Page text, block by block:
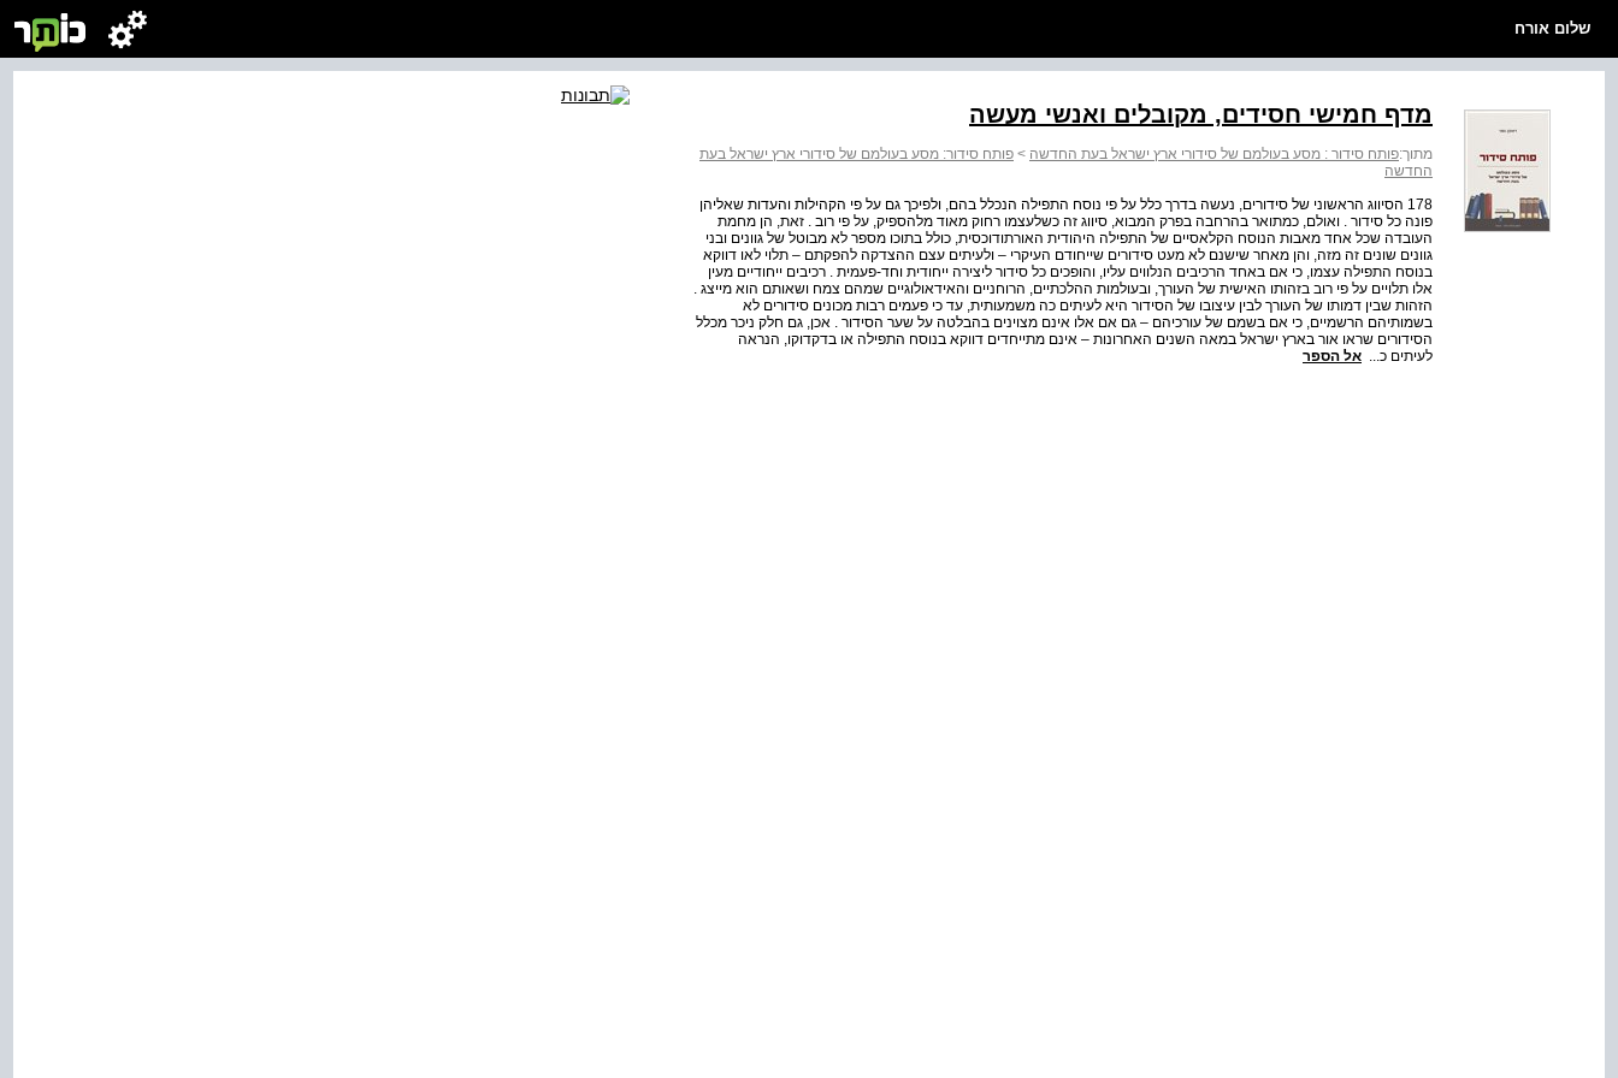
שלום אורח
מדף חמישי חסידים, מקובלים ואנשי מעשה
מתוך:פותח סידור : מסע בעולמם של סידורי ארץ ישראל בעת החדשה > פותח סידור: מסע בעולמם של סידורי ארץ ישראל בעת
החדשה
178 הסיווג הראשוני של סידורים, נעשה בדרך כלל על פי נוסח התפילה הנכלל בהם, ולפיכך גם על פי הקהילות והעדות שאליהן
פונה כל סידור . ואולם, כמתואר בהרחבה בפרק המבוא, סיווג זה כשלעצמו רחוק מאוד מלהספיק, על פי רוב . זאת, הן מחמת
העובדה שכל אחד מאבות הנוסח הקלאסיים של התפילה היהודית האורתודוכסית, כולל בתוכו מספר לא מבוטל של גוונים ובני
גוונים שונים זה מזה, והן מאחר שישנם לא מעט סידורים שייחודם העיקרי – ולעיתים עצם ההצדקה להפקתם – תלוי לאו דווקא
בנוסח התפילה עצמו, כי אם באחד הרכיבים הנלווים עליו, והופכים כל סידור ליצירה ייחודית וחד-פעמית . רכיבים ייחודיים מעין
אלו תלויים על פי רוב בזהותו האישית של העורך, ובעולמות ההלכתיים, הרוחניים והאידאולוגיים שמהם צמח ושאותם הוא מייצג .
הזהות שבין דמותו של העורך לבין עיצובו של הסידור היא לעיתים כה משמעותית, עד כי פעמים רבות מכונים סידורים לא
בשמותיהם הרשמיים, כי אם בשמם של עורכיהם – גם אם אלו אינם מצוינים בהבלטה על שער הסידור . אכן, גם חלק ניכר מכלל
הסידורים שראו אור בארץ ישראל במאה השנים האחרונות – אינם מתייחדים דווקא בנוסח התפילה או בדקדוקו, הנראה
לעיתים כ... אל הספר